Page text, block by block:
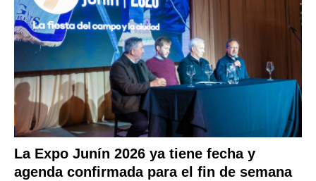
La Expo Junín 2026 ya tiene fecha y
agenda confirmada para el fin de semana